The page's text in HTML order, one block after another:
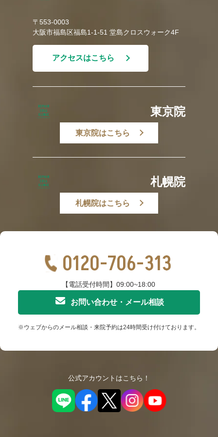
〒553-0003
大阪市福島区福島1-1-51 堂島クロスウォーク4F
アクセスはこちら
東京院
東京院はこちら
札幌院
札幌院はこちら
0120-706-313
【電話受付時間】09:00~18:00
お問い合わせ・メール相談
※ウェブからのメール相談・来院予約は24時間受け付けております。
公式アカウントはこちら！